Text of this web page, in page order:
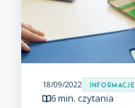
18/09/2022 Informacje
6 min. czytania